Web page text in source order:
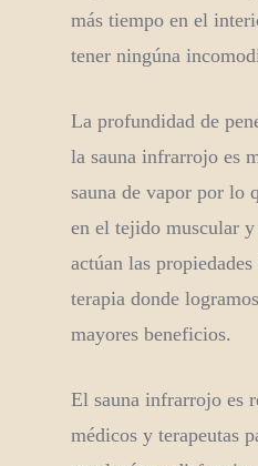
más tiempo en el
tener ningúna
La profundidad de
la sauna infrarrojo es
sauna de vapor por lo
en el tejido muscular
actúan las
terapia donde
mayores beneficios.
El sauna infrarrojo es
médicos y terapeutas